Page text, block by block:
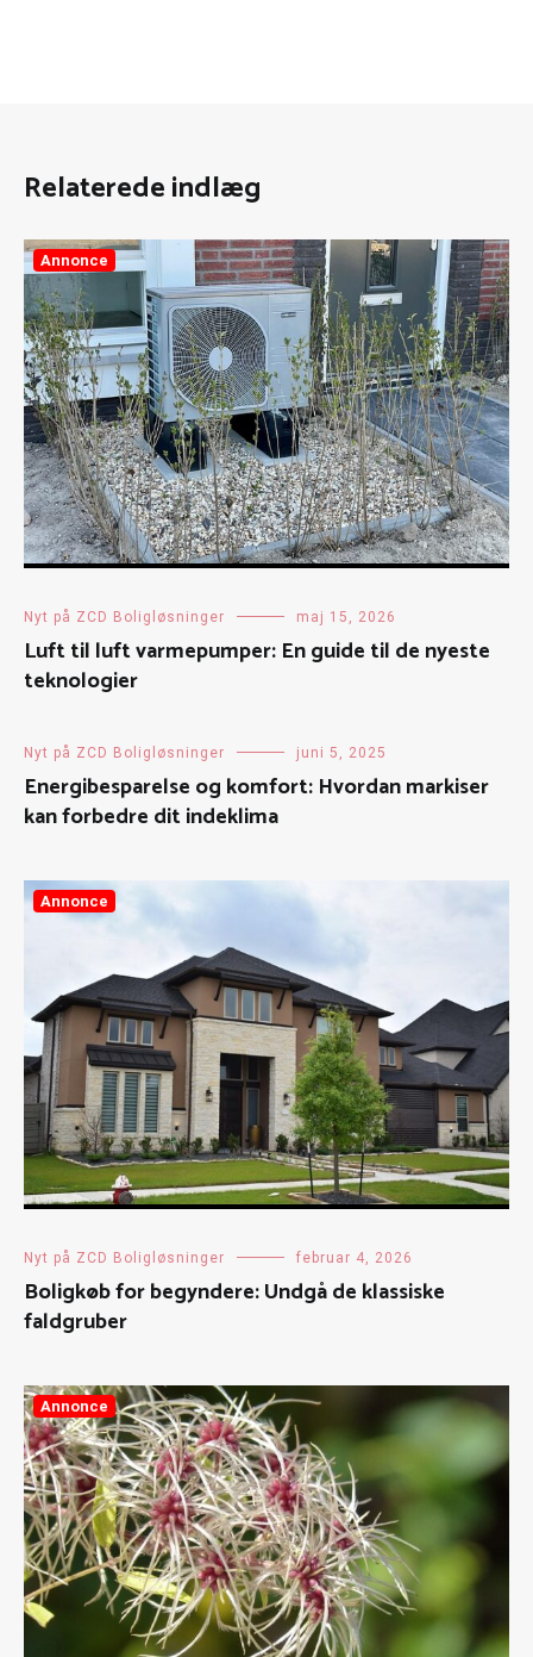
Relaterede indlæg
Annonce
Nyt på ZCD Boligløsninger maj 15, 2026
Luft til luft varmepumper: En guide til de nyeste
teknologier
Nyt på ZCD Boligløsninger juni 5, 2025
Energibesparelse og komfort: Hvordan markiser
kan forbedre dit indeklima
Annonce
Nyt på ZCD Boligløsninger februar 4, 2026
Boligkøb for begyndere: Undgå de klassiske
faldgruber
Annonce